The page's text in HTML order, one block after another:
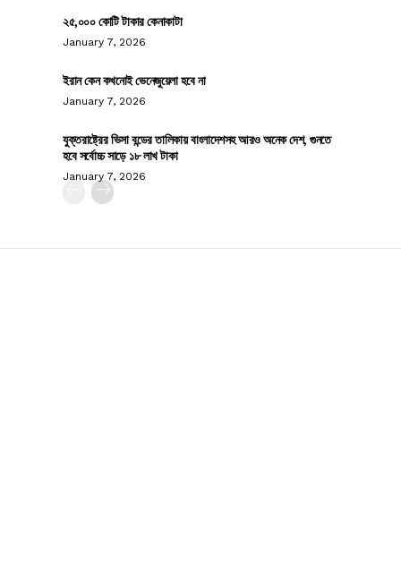
২৫,০০০ কোটি টাকার কেনাকাটা
January 7, 2026
ইরান কেন কখনোই ভেনেজুয়েলা হবে না
January 7, 2026
যুক্তরাষ্ট্রের ভিসা বন্ডের তালিকায় বাংলাদেশসহ আরও অনেক দেশ, গুনতে
হবে সর্বোচ্চ সাড়ে ১৮ লাখ টাকা
January 7, 2026